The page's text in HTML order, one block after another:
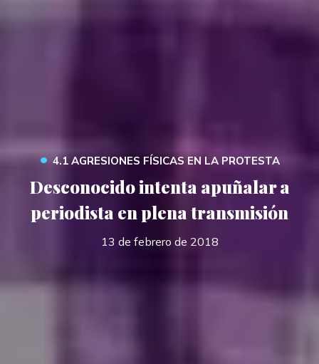
• 4.1 AGRESIONES FÍSICAS EN LA PROTESTA
Desconocido intenta apuñalar a
periodista en plena transmisión
13 de febrero de 2018